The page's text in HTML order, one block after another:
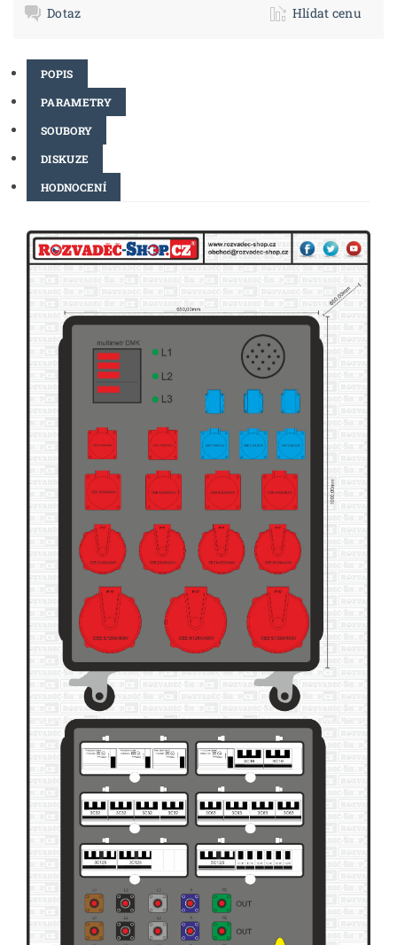
Dotaz
Hlídat cenu
POPIS
PARAMETRY
SOUBORY
DISKUZE
HODNOCENÍ